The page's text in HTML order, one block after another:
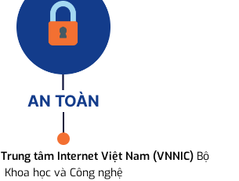
AN TOÀN
Trung tâm Internet Việt Nam (VNNIC) Bộ
Khoa học và Công nghệ